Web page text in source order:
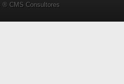
® CMS Consultores